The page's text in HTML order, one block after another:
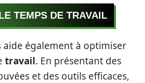
TEMPS DE TRAVAIL
aide également à optimiser
travail. En présentant des
et des outils efficaces,